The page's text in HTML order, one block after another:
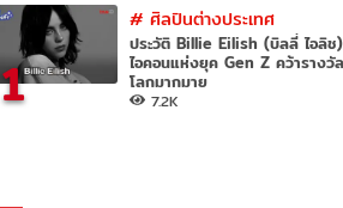
1
# ศิลปินต่างประเทศ
ประวัติ Billie Eilish (บิลลี่ ไอลิ
ไอคอนแห่งยุค Gen Z คว้ารางวั
โลกมากมาย
7.2K